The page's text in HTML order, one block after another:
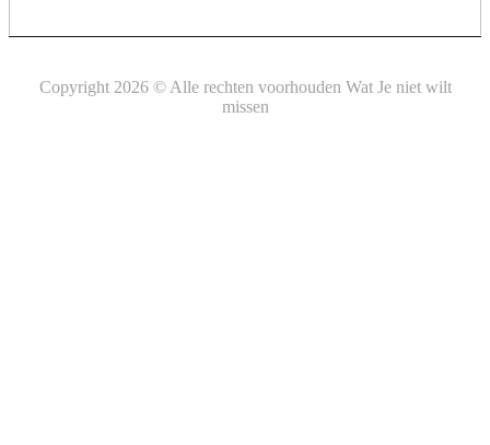
Copyright 2026 © Alle rechten voorhouden Wat Je niet wilt
missen